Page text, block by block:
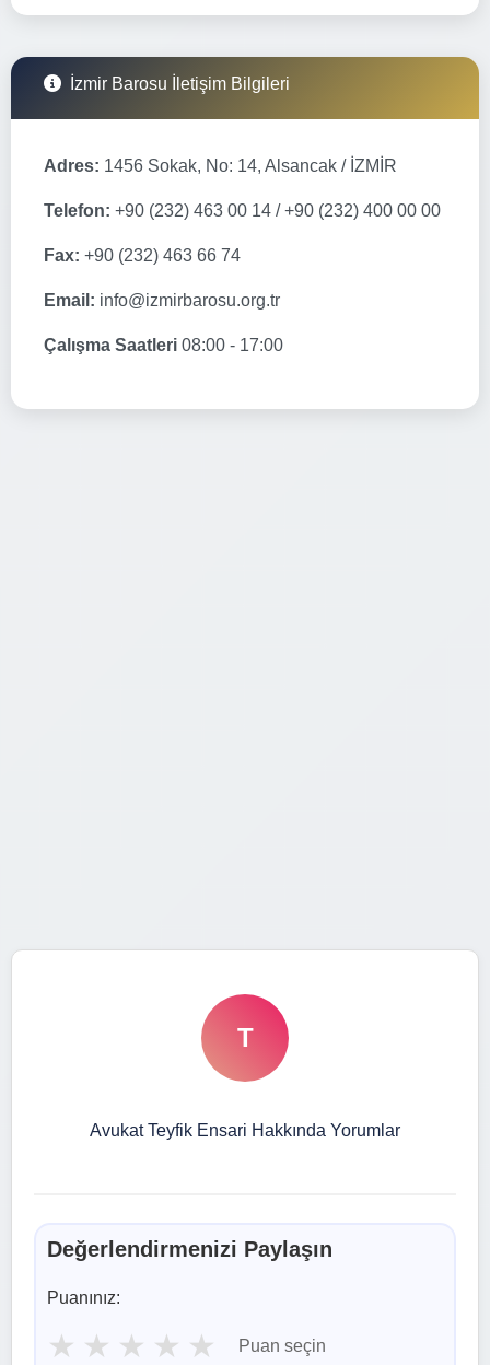
İzmir Barosu İletişim Bilgileri
Adres: 1456 Sokak, No: 14, Alsancak / İZMİR
Telefon: +90 (232) 463 00 14 / +90 (232) 400 00 00
Fax: +90 (232) 463 66 74
Email: info@izmirbarosu.org.tr
Çalışma Saatleri 08:00 - 17:00
T
Avukat Teyfik Ensari Hakkında Yorumlar
Değerlendirmenizi Paylaşın
Puanınız:
★ ★ ★ ★ ★ Puan seçin